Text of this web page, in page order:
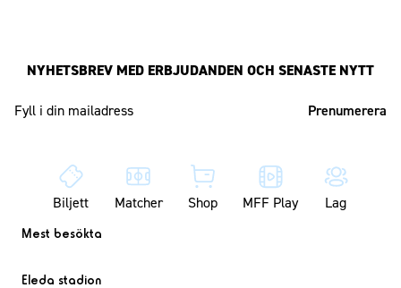
NYHETSBREV MED ERBJUDANDEN OCH SENASTE NYTT
Biljett Matcher Shop MFF Play Lag
Mest besökta
Eleda stadion